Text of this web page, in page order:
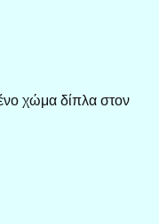
χώμα δίπλα στον